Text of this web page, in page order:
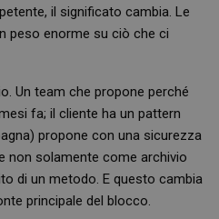
il significato cambia. Le
peso enorme su ciò che ci
Un team che propone perché
fa; il cliente ha un pattern
propone con una sicurezza
non solamente come archivio
di un metodo. E questo cambia
principale del blocco.
mantenere le variabili di sessione
un numero generato in modo
viene utilizzato può essere specifico
buon esempio è mantenere uno
utente tra le pagine.
1
Questo cookie viene utilizzato da
mantenere lo stato della sessione.
1
Questo nome di cookie è associato a